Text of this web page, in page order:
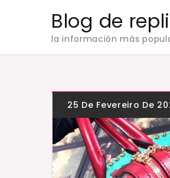
Blog de
la información más